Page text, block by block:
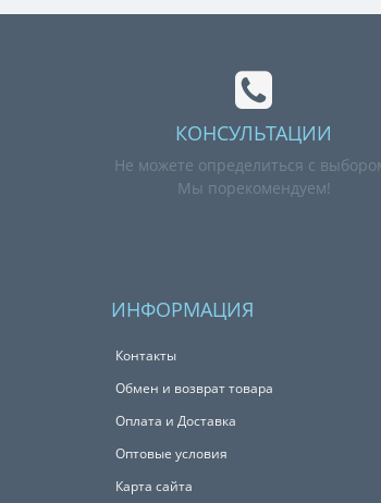
КОНСУЛЬТАЦИИ
Не можете определиться с
Мы порекомендуем!
ИНФОРМАЦИЯ
Контакты
Обмен и возврат товара
Оплата и Доставка
Оптовые условия
Карта сайта